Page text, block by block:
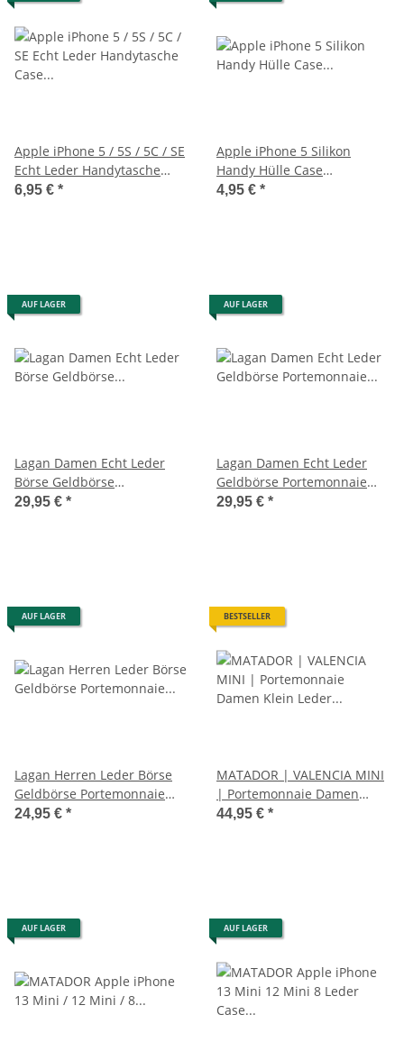
Apple iPhone 5 / 5S / 5C / SE
Echt Leder Handytasche
Case Etui Rot
6,95 € *
Apple iPhone 5 Silikon
Handy Hülle Case
Schutzhülle Silicon Schwarz
4,95 € *
AUF LAGER
Lagan Damen Echt Leder
Börse Geldbörse
Portemonnaie Geldbeutel
29,95 € *
AUF LAGER
Lagan Damen Echt Leder
Geldbörse Portemonnaie
Geldbeutel Brieftasche
29,95 € *
AUF LAGER
Lagan Herren Leder Börse
Geldbörse Portemonnaie
Geldbeutel Brieftasche
24,95 € *
BESTSELLER
MATADOR | VALENCIA MINI
| Portemonnaie Damen
Klein Leder RFID
44,95 € *
AUF LAGER AUF LAGER